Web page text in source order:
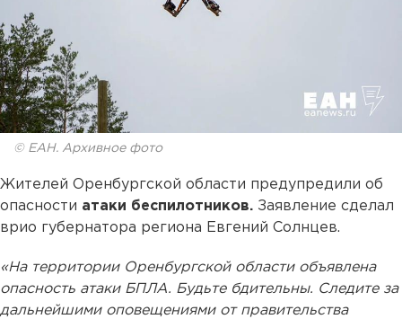
© ЕАН. Архивное фото
Жителей Оренбургской области предупредили об
опасности атаки беспилотников. Заявление сделал
врио губернатора региона Евгений Солнцев.
«На территории Оренбургской области объявлена
опасность атаки БПЛА. Будьте бдительны. Следите за
дальнейшими оповещениями от правительства